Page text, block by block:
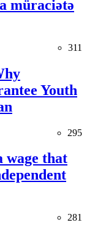
müraciətə
311
Youth
295
wage that
281